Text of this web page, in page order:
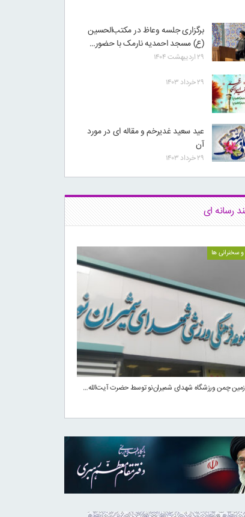
برگزاری جلسه وعاظ در مکتب‌الحسین
(ع) مسجد احمدیه نارمک با حضور…
۲۹ اردیبهشت ۱۴۰۴
۲۹ خرداد ۱۴۰۳
عید سعید غدیرخم و مقاله ای در مورد
آن
۲۹ خرداد ۱۴۰۳
رسانه ای
و سخنرانی ها
زمین چمن ورزشگاه شهدای شمیران‌نو توسط حضرت آیت‌الله…